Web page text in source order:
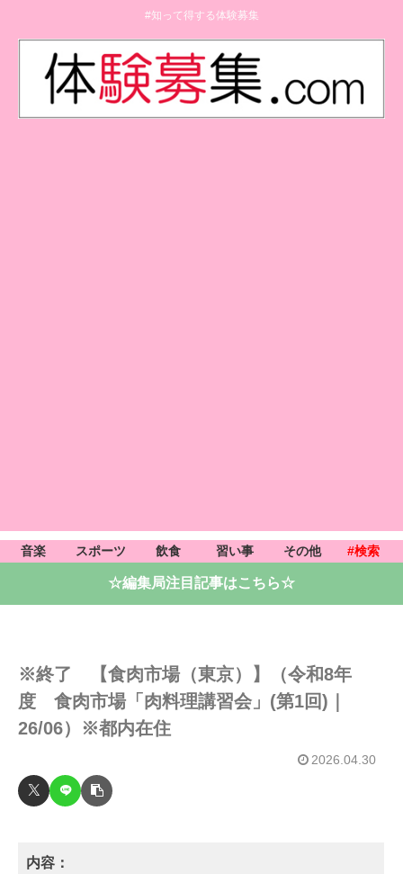
#知って得する体験募集
音楽 スポーツ 飲食 習い事 その他 #検索
☆編集局注目記事はこちら☆
※終了 【食肉市場（東京）】（令和8年
度 食肉市場「肉料理講習会」(第1回)｜
26/06）※都内在住
2026.04.30
内容：